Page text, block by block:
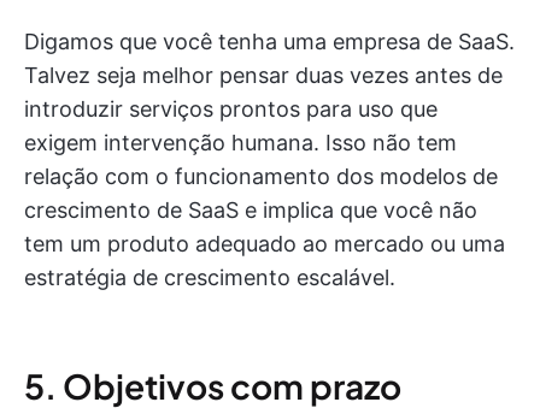
Digamos que você tenha uma empresa de SaaS.
Talvez seja melhor pensar duas vezes antes de
introduzir serviços prontos para uso que
exigem intervenção humana. Isso não tem
relação com o funcionamento dos modelos de
crescimento de SaaS e implica que você não
tem um produto adequado ao mercado ou uma
estratégia de crescimento escalável.
5. Objetivos com prazo